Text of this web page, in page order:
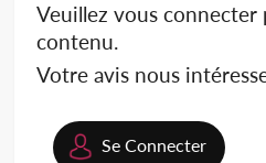
Veuillez vous
contenu.
Votre avis nous
Se Connecter